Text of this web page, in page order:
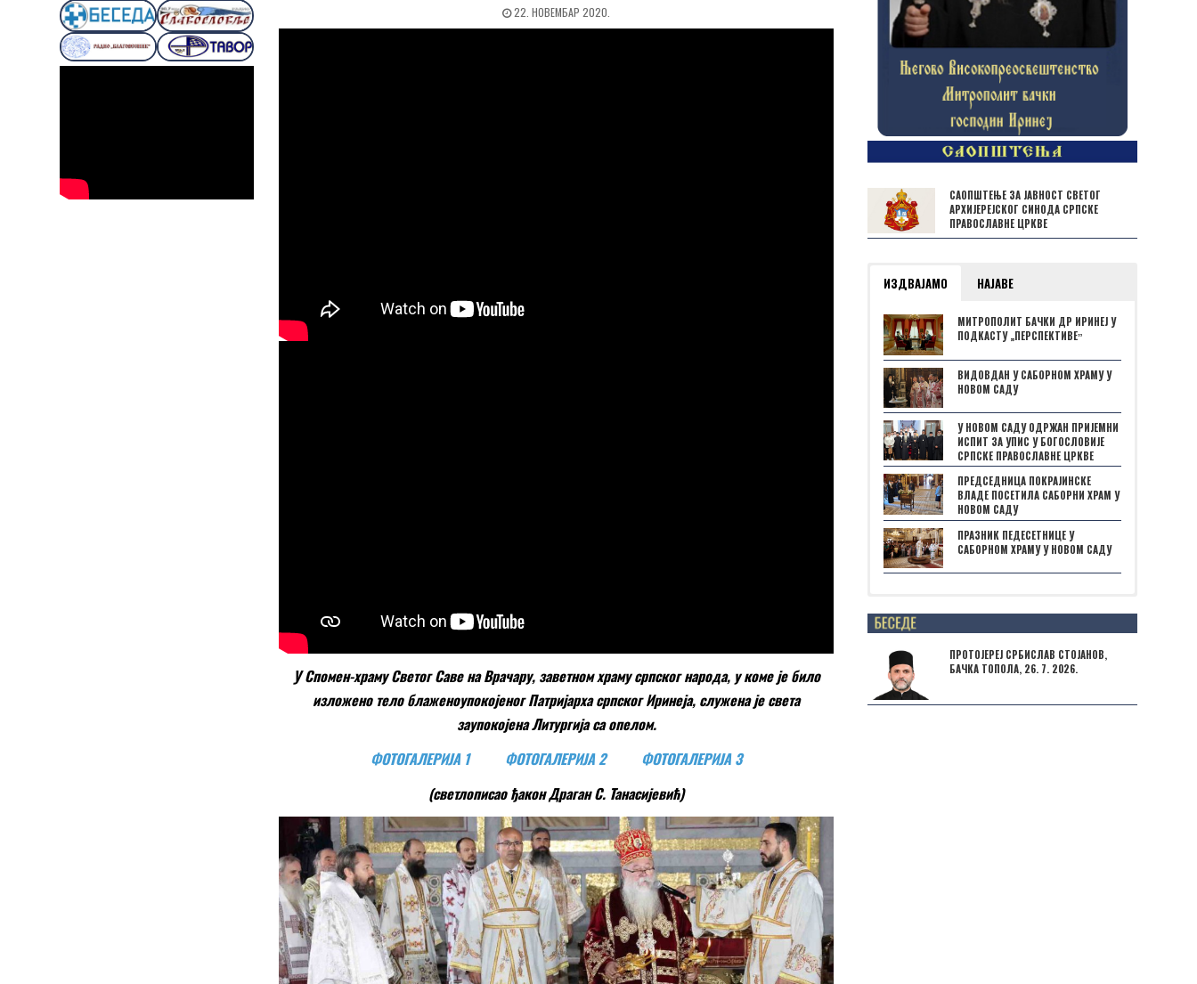
22. НОВЕМБАР 2020.
У Спомен-храму Светог Саве на Врачару, заветном храму српског народа, у коме јe било
изложенo тeло блаженоупокојеног Патријарха српског Иринеја, служена је света
заупокојена Литургија са опелом.
ФОТОГАЛЕРИЈА 1
ФОТОГАЛЕРИЈА 2
ФОТОГАЛЕРИЈА 3
(светлописао ђакон Драган С. Танасијевић)
САОПШТЕЊЕ ЗА ЈАВНОСТ СВЕТОГ
АРХИЈЕРЕЈСКОГ СИНОДА СРПСКЕ
ПРАВОСЛАВНЕ ЦРКВЕ
ИЗДВАЈАМО НАЈАВЕ
МИТРОПОЛИТ БАЧКИ ДР ИРИНЕЈ У
ПОДКАСТУ „ПЕРСПЕКТИВЕˮ
ВИДОВДАН У САБОРНОМ ХРАМУ У
НОВОМ САДУ
У НОВОМ САДУ ОДРЖАН ПРИЈЕМНИ
ИСПИТ ЗА УПИС У БОГОСЛОВИЈЕ
СРПСКЕ ПРАВОСЛАВНЕ ЦРКВЕ
ПРЕДСЕДНИЦА ПОКРАЈИНСКЕ
ВЛАДЕ ПОСЕТИЛА САБОРНИ ХРАМ У
НОВОМ САДУ
ПРАЗНИК ПЕДЕСЕТНИЦЕ У
САБОРНОМ ХРАМУ У НОВОМ САДУ
Posts not found
ПРОТОЈЕРЕЈ СРБИСЛАВ СТОЈАНОВ,
БАЧКА ТОПОЛА, 26. 7. 2026.